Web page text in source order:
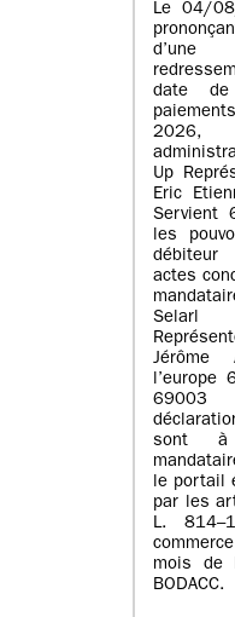
Le 04/
d’une
date de
Up
Eric
Servient
les
actes
Selarl
Jérôme
l’europe
sont à
le portail
par les
L.
mois de
BODACC.